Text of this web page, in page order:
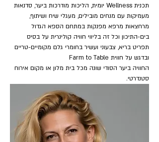
תכנית Wellness יומית, הליכות מודרכות ביער, סדנאות
מעמיקות עם מנחים מובילים, מעגלי שיח ושיתוף,
מרחצאות מרפא מפנקות במתחם הספא הגדול
בים-התיכון וכל זה בליווי חוויה קולינרית על בסיס
תפריט בריא, צבעוני ועשיר בחומרי גלם מקומיים-טריים
ובדגש על חווית Farm to Table
החוויה ביער הסודי שונה מכל בית מלון או מקום אירוח
סטנדרטי.